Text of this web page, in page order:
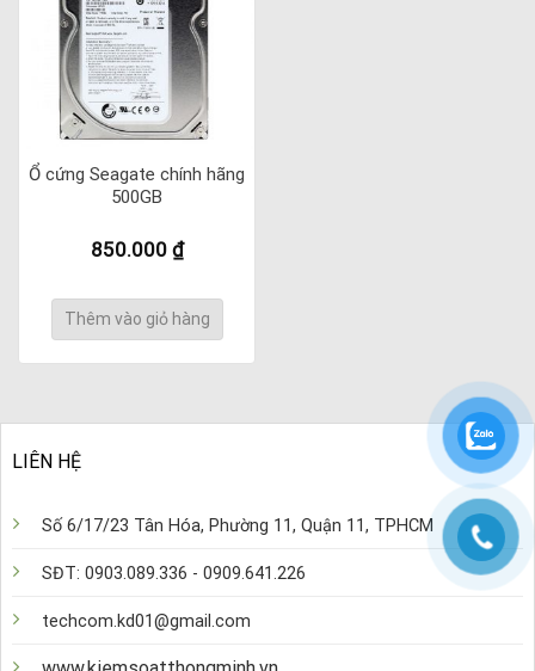
Ổ cứng Seagate chính hãng
500GB
850.000 ₫
Thêm vào giỏ hàng
LIÊN HỆ
Số 6/17/23 Tân Hóa, Phường 11, Quận 11, TPHCM
SĐT: 0903.089.336 - 0909.641.226
techcom.kd01@gmail.com